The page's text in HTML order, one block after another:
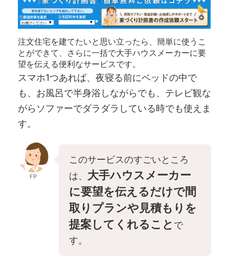
注文住宅を建てたいと思い立ったら、簡単に使うこ
とができて、さらに一括で大手ハウスメーカーに要
望を伝える便利なサービスです。
スマホ1つあれば、夜寝る前にベッドの中で
も、お風呂で半身浴しながらでも、テレビ観な
がらソファーでダラダラしている時でも使えま
す。
FP
このサービスのすごいところ
は、 大手ハウスメーカー
に要望を伝えるだけで間
取りプランや見積もりを
提案してくれること で
す。